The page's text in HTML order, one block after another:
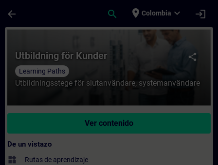
arrow_back search place Colombia expand_more login
Curso - Utbildning för Kunder -
share
Utbildning för Kunder
Learning Paths
Utbildningsstege för slutanvändare, systemanvändare
Ver contenido
De un vistazo
widgets Rutas de aprendizaje